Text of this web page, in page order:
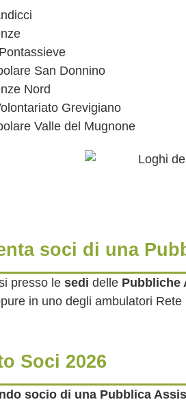
San Donnino
Nord
Grevigiano
Valle del Mugnone
soci di una
presso le sedi delle Pubbliche
in uno degli ambulatori
Soci 2026
socio di una Pubblica